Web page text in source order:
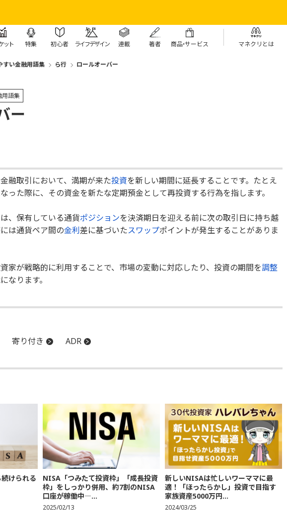
ット 特集 初心者 ライフデザイン 連載 著者 商品・サービス マネクリとは
すい金融用語集 ら行 ロールオーバー
語集
ー
融取引において、満期が来た投資を新しい期間に延長することです。たとえ
った際に、その資金を新たな定期預金として再投資する行為を指します。
、保有している通貨ポジションを決済期日を迎える前に次の取引日に持ち越
は通貨ペア間の金利差に基づいたスワップポイントが発生することがありま
家が戦略的に利用することで、市場の変動に対応したり、投資の期間を調整
なります。
寄り付き ADR
けられる
NISA「つみたて投資枠」「成長投資
枠」をしっかり併用、約7割のNISA
口座が稼働中―...
2025/02/13
新しいNISAは忙しいワーママに最
適！「ほったらかし」投資で目指す
家族資産5000万円...
2024/03/25